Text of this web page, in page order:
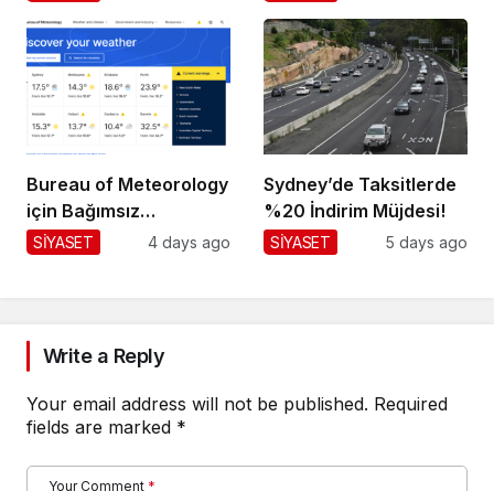
Bureau of Meteorology
için Bağımsız
Değerlendirme!
SİYASET 4 days ago
Sydney’de Taksitlerde
%20 İndirim Müjdesi!
SİYASET 5 days ago
Write a Reply
Your email address will not be published. Required
fields are marked *
Your Comment *